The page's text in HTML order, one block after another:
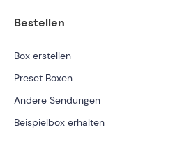
Bestellen
Box erstellen
Preset Boxen
Andere Sendungen
Beispielbox erhalten